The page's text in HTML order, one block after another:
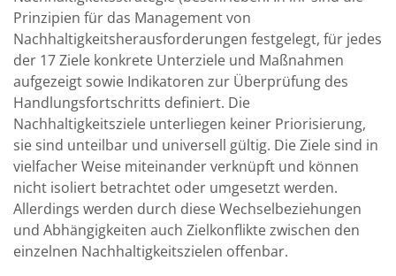
Prinzipien für das Management von
Nachhaltigkeitsherausforderungen festgelegt, für jedes
der 17 Ziele konkrete Unterziele und Maßnahmen
aufgezeigt sowie Indikatoren zur Überprüfung des
Handlungsfortschritts definiert. Die
Nachhaltigkeitsziele unterliegen keiner Priorisierung,
sie sind unteilbar und universell gültig. Die Ziele sind in
vielfacher Weise miteinander verknüpft und können
nicht isoliert betrachtet oder umgesetzt werden.
Allerdings werden durch diese Wechselbeziehungen
und Abhängigkeiten auch Zielkonflikte zwischen den
einzelnen Nachhaltigkeitszielen offenbar.